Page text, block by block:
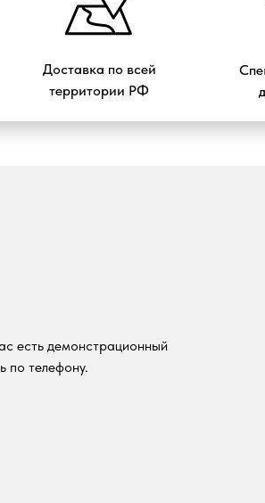
Доставка по всей
территории РФ
есть демонстрационный
по телефону.